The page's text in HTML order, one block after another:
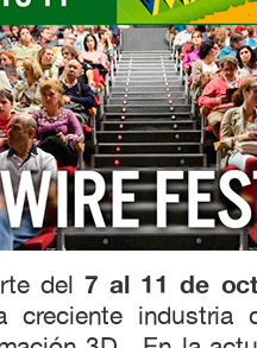
del 7 al 11 de
creciente industria